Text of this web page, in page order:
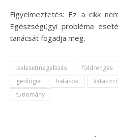
Figyelmeztetés: Ez a cikk
Egészségügyi probléma
tanácsát fogadja meg.
balesetmegelőzés földrengés
geológia
hatások
tudomány